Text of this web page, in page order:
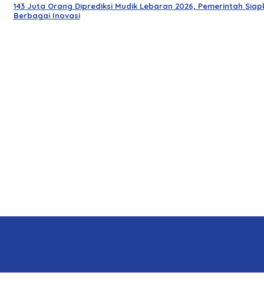
143 Juta Orang Diprediksi Mudik Lebaran 2026, Pemerintah
Berbagai Inovasi